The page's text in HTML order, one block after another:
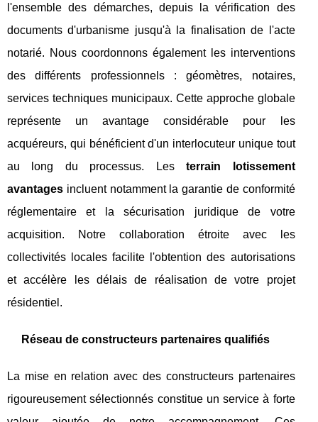
l'ensemble des démarches, depuis la vérification des
documents d'urbanisme jusqu'à la finalisation de l'acte
notarié. Nous coordonnons également les interventions
des différents professionnels : géomètres, notaires,
services techniques municipaux. Cette approche globale
représente un avantage considérable pour les
acquéreurs, qui bénéficient d'un interlocuteur unique tout
au long du processus. Lesterrain lotissement
avantages incluent notamment la garantie de conformité
réglementaire et la sécurisation juridique de votre
acquisition. Notre collaboration étroite avec les
collectivités locales facilite l'obtention des autorisations
et accélère les délais de réalisation de votre projet
résidentiel.
Réseau de constructeurs partenaires qualifiés
La mise en relation avec des constructeurs partenaires
rigoureusement sélectionnés constitue un service à forte